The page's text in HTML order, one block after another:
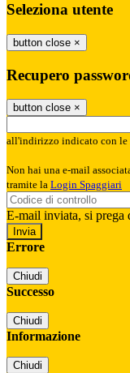
Seleziona utente
button close ×
Recupero
button close ×
all'indirizzo indicato con le
Non hai una e-mail
tramite la Login Spaggiari
E-mail inviata, si prega
Errore
Chiudi
Successo
Chiudi
Informazione
Chiudi